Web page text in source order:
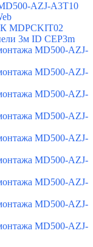
AZJ-A3T10
MDPCKIT02
3м ID CEP3m
MD500-AZJ-
MD500-AZJ-
MD500-AZJ-
MD500-AZJ-
MD500-AZJ-
MD500-AZJ-
MD500-AZJ-
MD500-AZJ-
MD500-AZJ-